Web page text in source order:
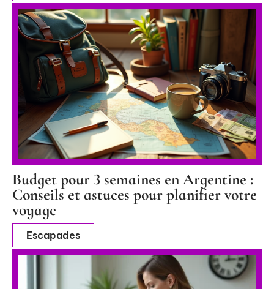
Budget pour 3 semaines en Argentine :
Conseils et astuces pour planifier votre
voyage
Escapades